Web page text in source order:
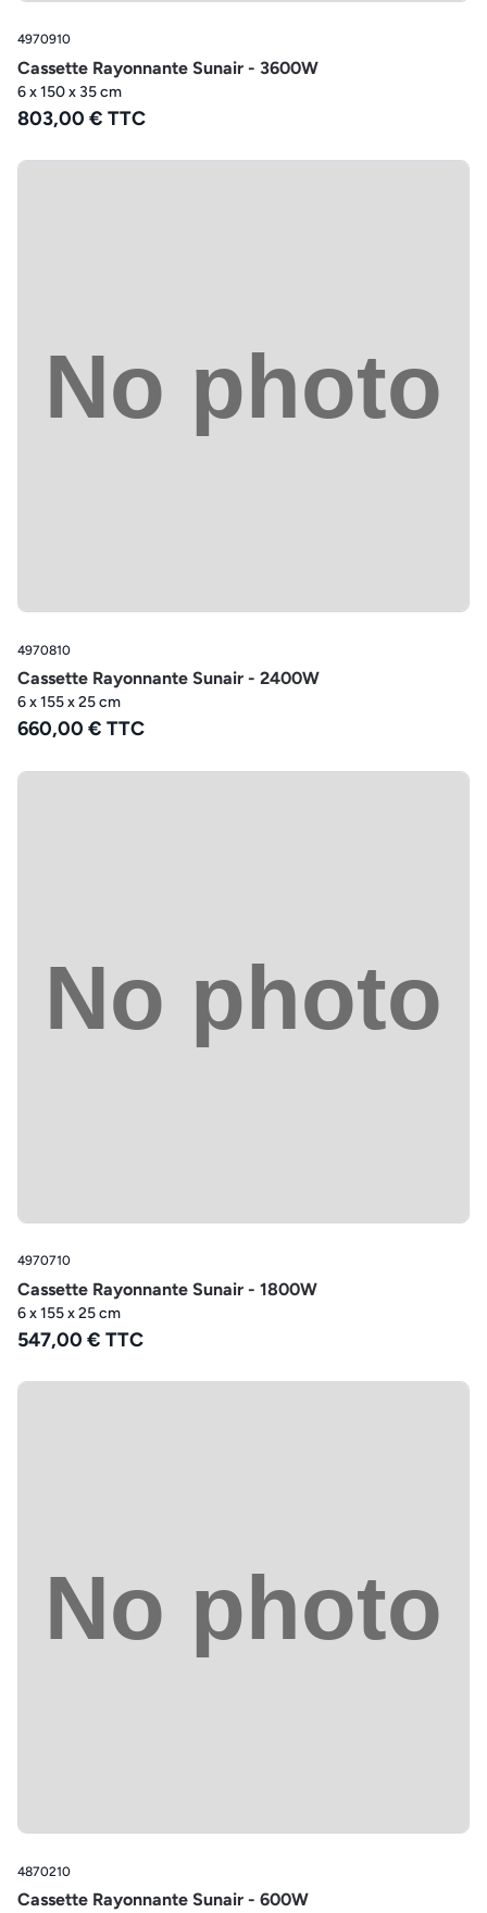
4970910
Cassette Rayonnante Sunair - 3600W
6 x 150 x 35 cm
803,00 € TTC
4970810
Cassette Rayonnante Sunair - 2400W
6 x 155 x 25 cm
660,00 € TTC
4970710
Cassette Rayonnante Sunair - 1800W
6 x 155 x 25 cm
547,00 € TTC
4870210
Cassette Rayonnante Sunair - 600W